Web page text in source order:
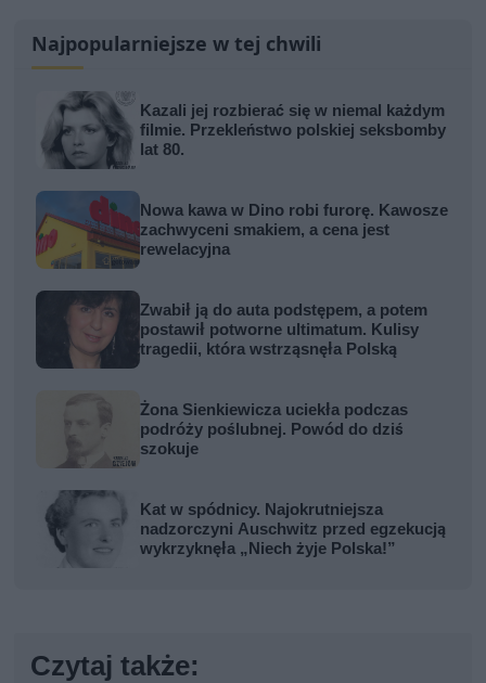
Najpopularniejsze w tej chwili
Kazali jej rozbierać się w niemal każdym
filmie. Przekleństwo polskiej seksbomby
lat 80.
Nowa kawa w Dino robi furorę. Kawosze
zachwyceni smakiem, a cena jest
rewelacyjna
Zwabił ją do auta podstępem, a potem
postawił potworne ultimatum. Kulisy
tragedii, która wstrząsnęła Polską
Żona Sienkiewicza uciekła podczas
podróży poślubnej. Powód do dziś
szokuje
Kat w spódnicy. Najokrutniejsza
nadzorczyni Auschwitz przed egzekucją
wykrzyknęła „Niech żyje Polska!”
Czytaj także: